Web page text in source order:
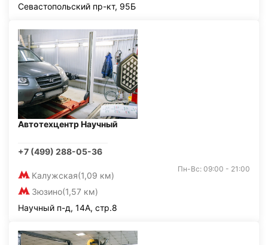
Севастопольский пр-кт, 95Б
Автотехцентр Научный
+7 (499) 288-05-36
Калужская(1,09 км)
Зюзино(1,57 км)
Пн-Вс: 09:00 - 21:00
Научный п-д, 14А, стр.8